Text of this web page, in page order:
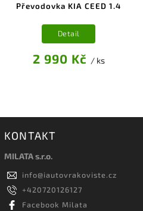
Převodovka KIA CEED 1.4
2 990 Kč / ks
Detail
KONTAKT
MILATA s.r.o.
info@iautovrakoviste.cz
+420720126127
Facebook Milata